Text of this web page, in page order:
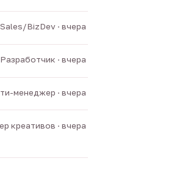
BizDev · вчера
· вчера
менеджер · вчера
креативов · вчера